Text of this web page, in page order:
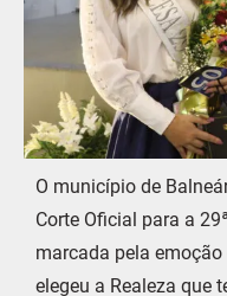
O município de
Corte Oficial para a
marcada pela
elegeu a Realeza que